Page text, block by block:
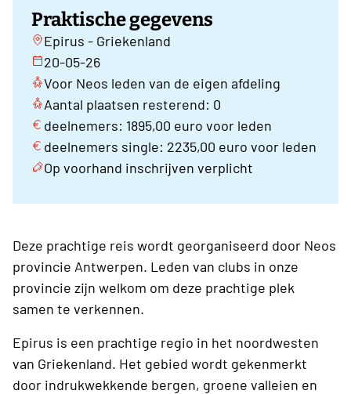
Praktische gegevens
Epirus - Griekenland
20-05-26
Voor Neos leden van de eigen afdeling
Aantal plaatsen resterend: 0
deelnemers: 1895,00 euro voor leden
deelnemers single: 2235,00 euro voor leden
Op voorhand inschrijven verplicht
Deze prachtige reis wordt georganiseerd door Neos
provincie Antwerpen. Leden van clubs in onze
provincie zijn welkom om deze prachtige plek
samen te verkennen.
Epirus is een prachtige regio in het noordwesten
van Griekenland. Het gebied wordt gekenmerkt
door indrukwekkende bergen, groene valleien en